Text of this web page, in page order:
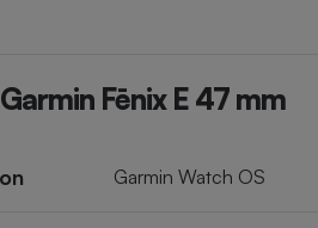
Fēnix E 47 mm
Garmin Watch OS